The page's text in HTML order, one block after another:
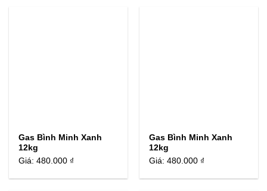
Gas Bình Minh Xanh
12kg
Giá:480.000 ₫
Gas Bình Minh Xanh
12kg
Giá:480.000 ₫